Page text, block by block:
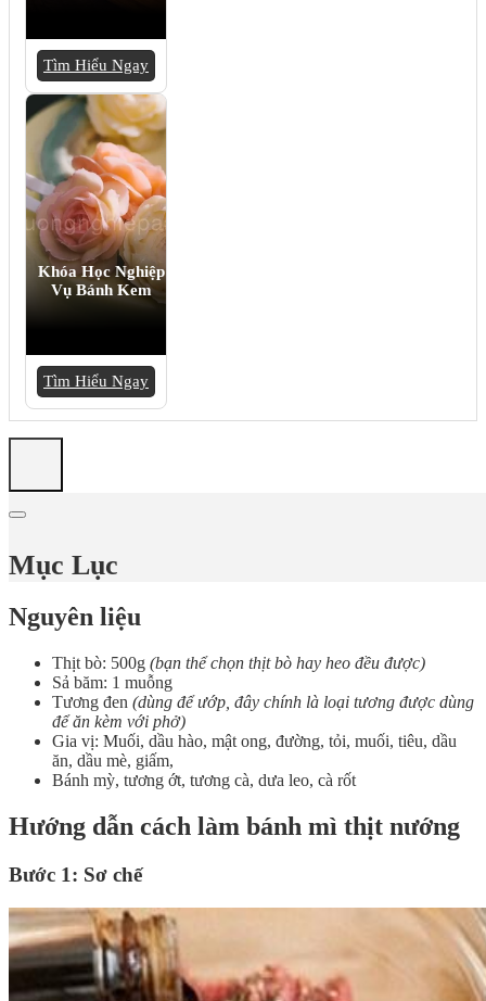
Tìm Hiểu Ngay
Khóa Học Nghiệp
Vụ Bánh Kem
Tìm Hiểu Ngay
Mục Lục
Nguyên liệu
Thịt bò: 500g (bạn thể chọn thịt bò hay heo đều được)
Sả băm: 1 muỗng
Tương đen (dùng để ướp, đây chính là loại tương được dùng
để ăn kèm với phở)
Gia vị: Muối, dầu hào, mật ong, đường, tỏi, muối, tiêu, dầu
ăn, dầu mè, giấm,
Bánh mỳ, tương ớt, tương cà, dưa leo, cà rốt
Hướng dẫn cách làm bánh mì thịt nướng
Bước 1: Sơ chế